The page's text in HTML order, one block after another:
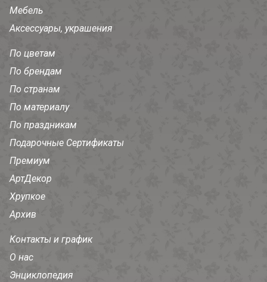
Мебель
Аксессуары, украшения
По цветам
По брендам
По странам
По материалу
По праздникам
Подарочные Сертификаты
Премиум
АртДекор
Хрупкое
Архив
Контакты и график
О нас
Энциклопедия